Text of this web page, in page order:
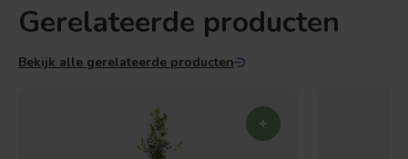
Gerelateerde producten
Bekijk alle gerelateerde producten